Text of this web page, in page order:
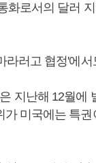
화로서의 달러
라러고 협정'에서
지난해 12월에
미국에는 특